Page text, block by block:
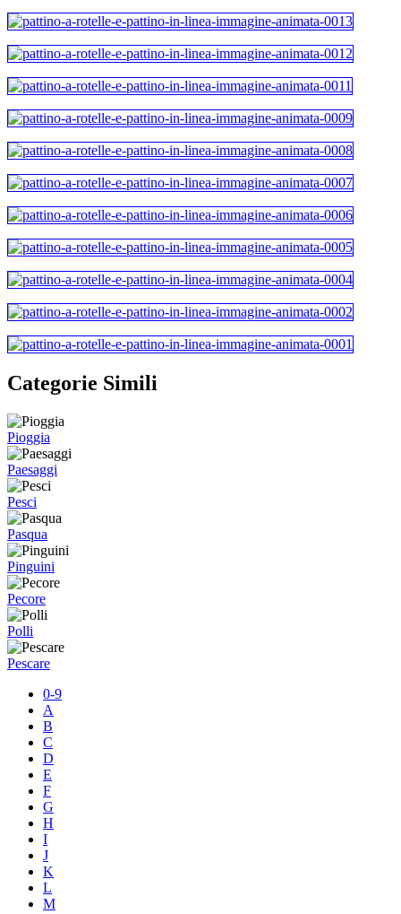
Categorie Simili
Pioggia
Paesaggi
Pesci
Pasqua
Pinguini
Pecore
Polli
Pescare
0-9
A
B
C
D
E
F
G
H
I
J
K
L
M